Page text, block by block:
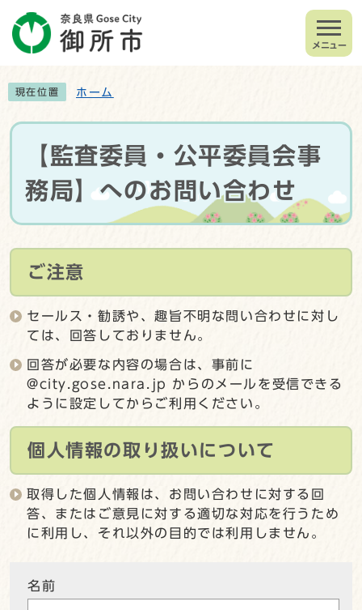
メニュー
現在位置 ホーム
【監査委員・公平委員会事
務局】へのお問い合わせ
ご注意
セールス・勧誘や、趣旨不明な問い合わせに対し
ては、回答しておりません。
回答が必要な内容の場合は、事前に
@city.gose.nara.jp からのメールを受信できる
ように設定してからご利用ください。
個人情報の取り扱いについて
取得した個人情報は、お問い合わせに対する回
答、またはご意見に対する適切な対応を行うため
に利用し、それ以外の目的では利用しません。
名前